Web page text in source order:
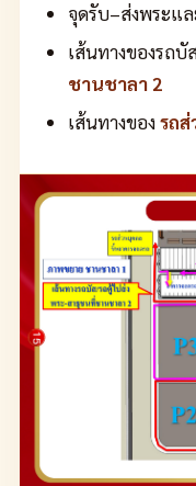
จุดรับ–ส่งพระแ
เส้นทางของรถ
ชานชาลา 2
เส้นทางของรถ